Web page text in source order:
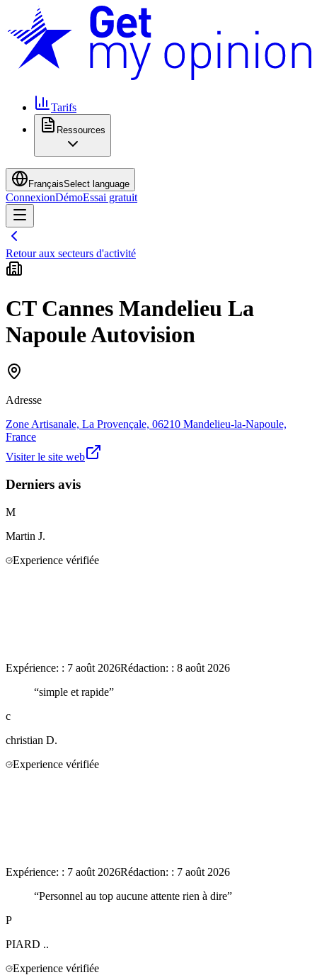
Tarifs
Ressources
FrançaisSelect language
ConnexionDémoEssai gratuit
Retour aux secteurs d'activité
CT Cannes Mandelieu La
Napoule Autovision
Adresse
Zone Artisanale, La Provençale, 06210 Mandelieu-la-Napoule,
France
Visiter le site web
Derniers avis
M
Martin J.
Experience vérifiée
Expérience: : 7 août 2026Rédaction: : 8 août 2026
“simple et rapide”
c
christian D.
Experience vérifiée
Expérience: : 7 août 2026Rédaction: : 7 août 2026
“Personnel au top aucune attente rien à dire”
P
PIARD ..
Experience vérifiée